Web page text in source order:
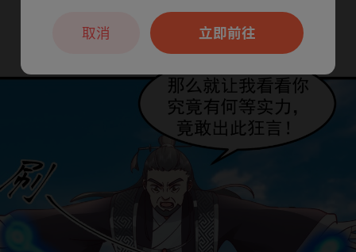
本章节仅支持App阅读，可打开App新用
户7天免费看立即前往
取消